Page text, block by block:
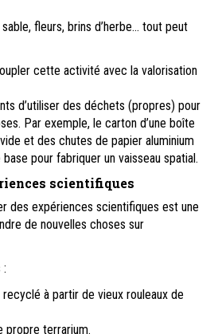
fleurs, brins d’herbe… tout peut
cette activité avec la valorisation
d’utiliser des déchets (propres) pour
Par exemple, le carton d’une boîte
et des chutes de papier aluminium
pour fabriquer un vaisseau spatial.
scientifiques
des expériences scientifiques est une
de nouvelles choses sur
:
à partir de vieux rouleaux de
propre terrarium.